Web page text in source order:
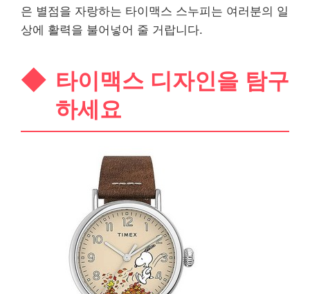
은 별점을 자랑하는 타이맥스 스누피는 여러분의 일
상에 활력을 불어넣어 줄 거랍니다.
타이맥스 디자인을 탐구
하세요